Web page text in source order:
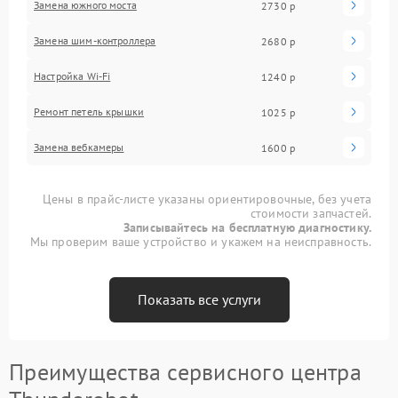
Замена южного моста 2730 р
Замена шим-контроллера 2680 р
Настройка Wi-Fi 1240 р
Ремонт петель крышки 1025 р
Замена вебкамеры 1600 р
Цены в прайс-листе указаны ориентировочные, без учета
стоимости запчастей.
Записывайтесь на бесплатную диагностику.
Мы проверим ваше устройство и укажем на неисправность.
Показать все услуги
Преимущества сервисного центра